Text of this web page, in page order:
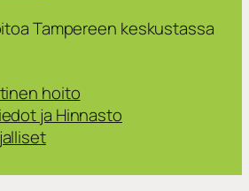
Tampereen keskustassa
hoito
ja Hinnasto